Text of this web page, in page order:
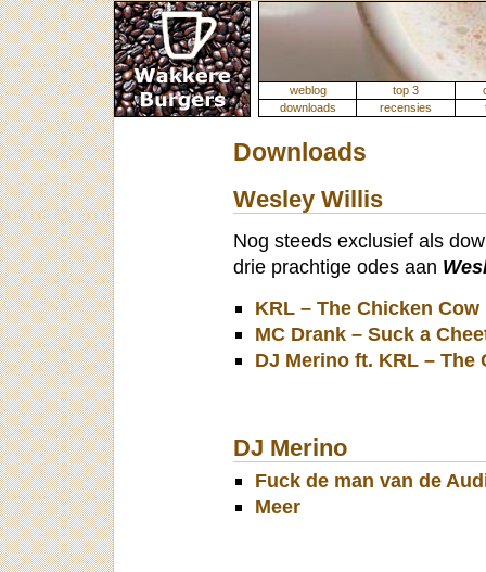
weblog top 3
downloads
recensies
Downloads
Wesley Willis
Nog steeds exclusief als
drie prachtige odes aan
KRL – The Chicken Cow
MC Drank – Suck a
DJ Merino ft. KRL –
DJ Merino
Fuck de man van de
Meer